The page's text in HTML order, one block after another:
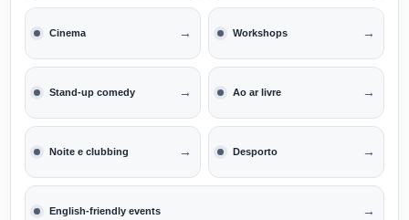
Cinema → Workshops →
Stand-up comedy → Ao ar livre →
Noite e clubbing → Desporto →
English-friendly events →